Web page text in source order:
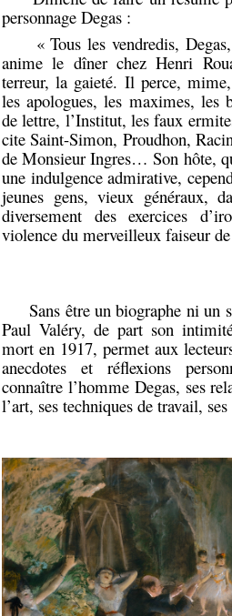
personnage Degas :
« Tous les vendredis, Degas,
anime le dîner chez Henri
terreur, la gaieté. Il perce,
les apologues, les maximes, les
de lettre, l’Institut, les faux
cite Saint-Simon, Proudhon,
de Monsieur Ingres… Son hôte,
une indulgence admirative,
jeunes gens, vieux généraux,
diversement des exercices
violence du merveilleux faiseur
Sans être un biographe ni un
Paul Valéry, de part son
mort en 1917, permet aux
anecdotes et réflexions
connaître l’homme Degas, ses
l’art, ses techniques de travail,